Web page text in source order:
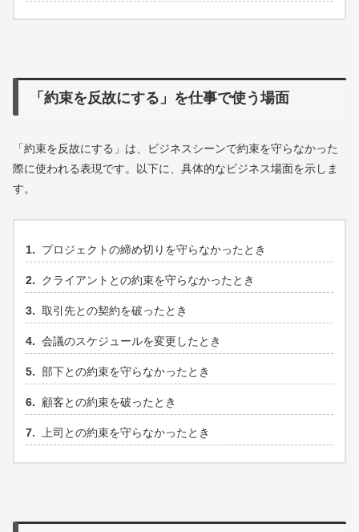
「約束を反故にする」を仕事で使う場面
「約束を反故にする」は、ビジネスシーンで約束を守らなかった
際に使われる表現です。以下に、具体的なビジネス場面を示しま
す。
プロジェクトの締め切りを守らなかったとき
クライアントとの約束を守らなかったとき
取引先との契約を破ったとき
会議のスケジュールを変更したとき
部下との約束を守らなかったとき
顧客との約束を破ったとき
上司との約束を守らなかったとき